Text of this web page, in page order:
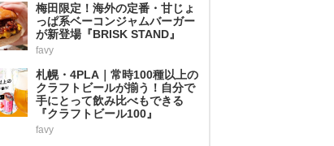
梅田限定！海外の定番・甘じょ
っぱ系ベーコンジャムバーガー
が新登場『BRISK STAND』
favy
札幌・4PLA｜常時100種以上の
クラフトビールが揃う！自分で
手にとって飲み比べもできる
『クラフトビール100』
favy